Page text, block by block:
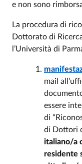
e non sono
La procedura di
Dottorato di
l’Università di
mail
essere
di
di Dottori
italiano/a
residente